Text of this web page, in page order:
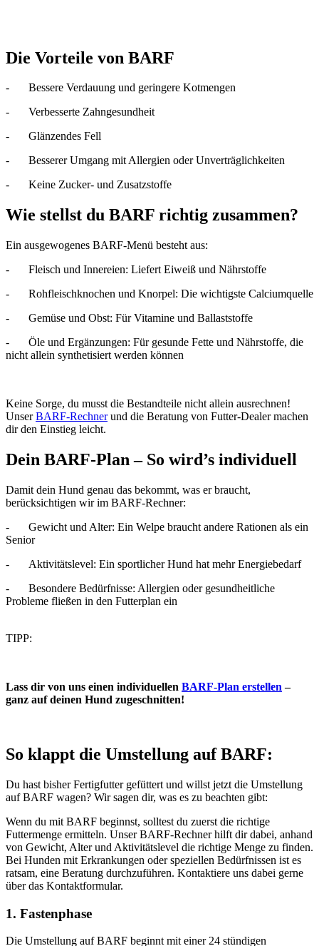
Die Vorteile von BARF
-
Bessere Verdauung und geringere Kotmengen
-
Verbesserte Zahngesundheit
-
Glänzendes Fell
-
Besserer Umgang mit Allergien oder Unverträglichkeiten
-
Keine Zucker- und Zusatzstoffe
Wie stellst du BARF richtig zusammen?
Ein ausgewogenes BARF-Menü besteht aus:
-
Fleisch und Innereien: Liefert Eiweiß und Nährstoffe
-
Rohfleischknochen und Knorpel: Die wichtigste Calciumquelle
-
Gemüse und Obst: Für Vitamine und Ballaststoffe
-
Öle und Ergänzungen: Für gesunde Fette und Nährstoffe, die
nicht allein synthetisiert werden können
Keine Sorge, du musst die Bestandteile nicht allein ausrechnen!
UnserBARF-Rechnerund die Beratung von Futter-Dealer machen
dir den Einstieg leicht.
Dein BARF-Plan – So wird’s individuell
Damit dein Hund genau das bekommt, was er braucht,
berücksichtigen wir im BARF-Rechner:
-
Gewicht und Alter: Ein Welpe braucht andere Rationen als ein
Senior
-
Aktivitätslevel: Ein sportlicher Hund hat mehr Energiebedarf
-
Besondere Bedürfnisse: Allergien oder gesundheitliche
Probleme fließen in den Futterplan ein
TIPP:
Lass dir von uns einen individuellen BARF-Plan erstellen –
ganz auf deinen Hund zugeschnitten!
So klappt die Umstellung auf BARF:
Du hast bisher Fertigfutter gefüttert und willst jetzt die Umstellung
auf BARF wagen? Wir sagen dir, was es zu beachten gibt:
Wenn du mit BARF beginnst, solltest du zuerst die richtige
Futtermenge ermitteln. Unser BARF-Rechner hilft dir dabei, anhand
von Gewicht, Alter und Aktivitätslevel die richtige Menge zu finden.
Bei Hunden mit Erkrankungen oder speziellen Bedürfnissen ist es
ratsam, eine Beratung durchzuführen. Kontaktiere uns dabei gerne
über das Kontaktformular.
1. Fastenphase
Die Umstellung auf BARF beginnt mit einer 24 stündigen